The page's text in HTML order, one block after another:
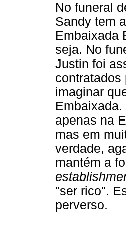
No funeral
Sandy tem
Embaixada
seja. No
Justin foi
contratados
imaginar
apenas na
mas em
verdade,
mantém a
"ser rico".
perverso.